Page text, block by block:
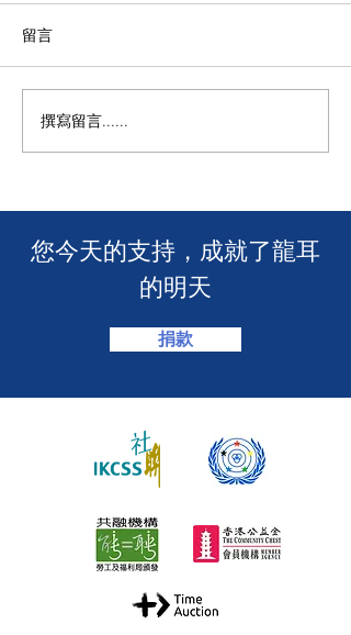
年度慈善自助午餐&晚餐
2025 - 一起創造改變！🎉
留言
撰寫留言......
​您今天的支持，成就了龍耳
的明天
捐款